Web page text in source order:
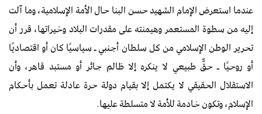
عندما استعرض الإمام الشهيد حسن البنا حال الأمة الإسلامية، وما آلت
إليه من سطوة المستعمر وهيمنته على مقدرات البلاد وخيراتها، قرر أن
تحرير الوطن الإسلامي من كل سلطان أجنبي ـ سياسيًا كان أو اقتصاديًا
أو روحيًا ـ حقٌّ طبيعي لا ينكره إلا ظالم جائر أو مستبد قاهر، وأن
الاستقلال الحقيقي لا يكتمل إلا بقيام دولة حرة عادلة تعمل بأحكام
الإسلام، وتكون خادمة للأمة لا متسلطة عليها.